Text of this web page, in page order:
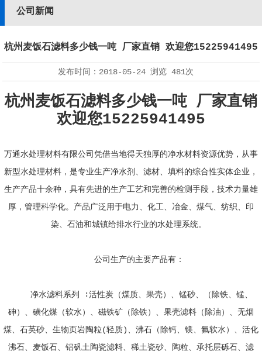
公司新闻
杭州麦饭石滤料多少钱一吨 厂家直销 欢迎您15225941495
发布时间： 2018-05-24 浏览 481次
杭州麦饭石滤料多少钱一吨 厂家直销
欢迎您15225941495
万通水处理材料有限公司凭借当地得天独厚的净水材料资源优势，从事
新型水处理材料，是专业生产净水剂、滤材、填料的综合性实体企业，
生产产品十余种，具有先进的生产工艺和完善的检测手段，技术力量雄
厚，管理科学化。产品广泛用于电力、化工、冶金、煤气、纺织、印
染、石油和城镇给排水行业的水处理系统。
公司生产的主要产品有：
净水滤料系列 ∶活性炭（煤质、果壳）、锰砂、（除铁、锰、
砷）、磺化煤（软水）、磁铁矿（除铁）、果壳滤料（除油）、无烟
煤、石英砂、生物页岩陶粒(轻质)、沸石（除钙、镁、氟软水）、活化
沸石、麦饭石、铝矾土陶瓷滤料、稀土瓷砂、陶粒、承托层砾石、滤